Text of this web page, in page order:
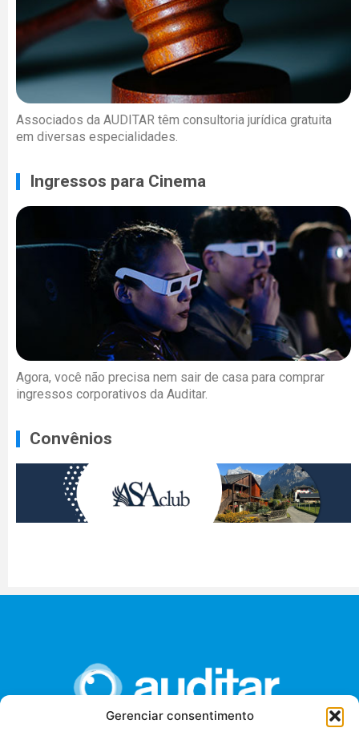
Gerenciar consentimento
Associados da AUDITAR têm consultoria jurídica gratuita
em diversas especialidades.
Ingressos para Cinema
Agora, você não precisa nem sair de casa para comprar
ingressos corporativos da Auditar.
Convênios